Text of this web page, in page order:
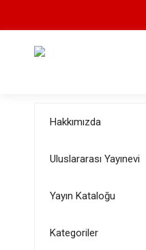
Hakkımızda
Uluslararası Yayınevi
Yayın Kataloğu
Kategoriler